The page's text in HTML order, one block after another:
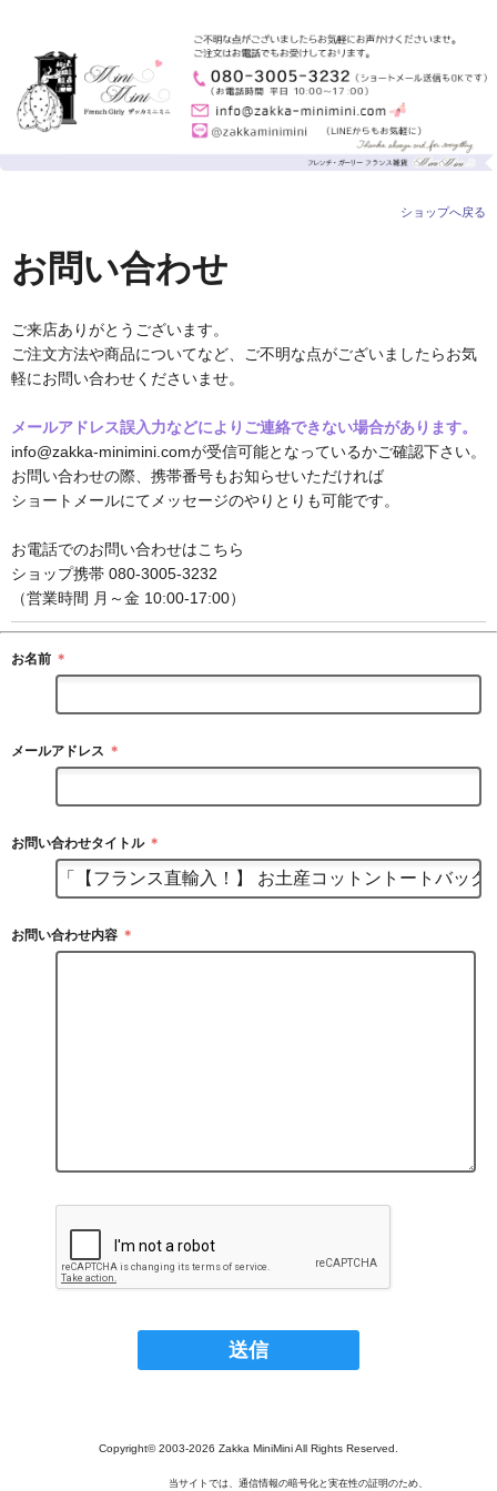
ショップへ戻る
お問い合わせ
ご来店ありがとうございます。
ご注文方法や商品についてなど、ご不明な点がございましたらお気
軽にお問い合わせくださいませ。
メールアドレス誤入力などによりご連絡できない場合があります。
info@zakka-minimini.comが受信可能となっているかご確認下さい。
お問い合わせの際、携帯番号もお知らせいただければ
ショートメールにてメッセージのやりとりも可能です。
お電話でのお問い合わせはこちら
ショップ携帯 080-3005-3232
（営業時間 月～金 10:00-17:00）
お名前 ＊
メールアドレス ＊
お問い合わせタイトル ＊
お問い合わせ内容 ＊
Copyright© 2003‐2026 Zakka MiniMini All Rights Reserved.
当サイトでは、通信情報の暗号化と実在性の証明のため、